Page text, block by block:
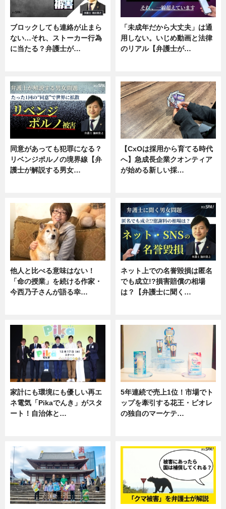
ブロックしても連絡が止まら
ない…それ、ストーカー行為
に当たる？弁護士が…
「未成年だから大丈夫」は通
用しない。いじめ動画と法律
のリアル【弁護士が…
同意があっても犯罪になる？
リベンジポルノの境界線【弁
護士が解説する男女…
【CxOは採用から育てる時代
へ】急成長企業クオンティア
が始める新しい採…
他人と比べる意味はない！
「命の授業」を続ける作家・
今西乃子さんが語る幸…
ネット上での名誉毀損は匿名
でも成立!?損害賠償の相場
は？【弁護士に聞く…
家計にも環境にも優しい再エ
ネ電気「Pikaでんき」がスタ
ート！自治体と…
5年連続で売上1位！市場でト
ップを牽引する花王・ビオレ
の独自のマーケテ…